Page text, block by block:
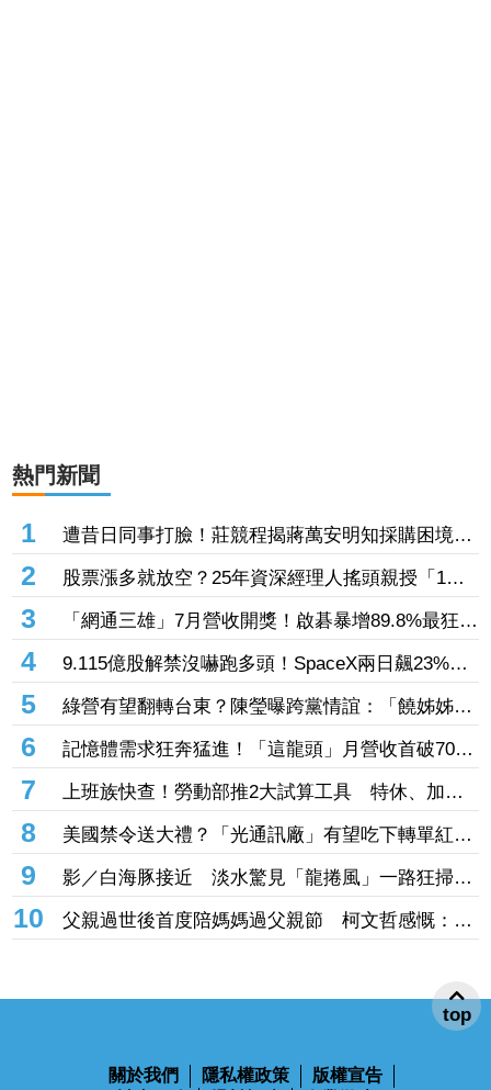
熱門新聞
1
遭昔日同事打臉！莊競程揭蔣萬安明知採購困境
卻仍散播「擋疫苗」說
2
股票漲多就放空？25年資深經理人搖頭親授「1絕
招」抓買賣時機：看誰占上風
3
「網通三雄」7月營收開獎！啟碁暴增89.8%最狂
這2檔也創同期新高
4
9.115億股解禁沒嚇跑多頭！SpaceX兩日飆23%
離IPO價只差一步
5
綠營有望翻轉台東？陳瑩曝跨黨情誼：「饒姊姊」
曾親授「這職位」
6
記憶體需求狂奔猛進！「這龍頭」月營收首破70億
創新高 前七月年增飆破137%
7
上班族快查！勞動部推2大試算工具 特休、加班
費一鍵算清楚
8
美國禁令送大禮？「光通訊廠」有望吃下轉單紅
利 訂單能見度直達年底
9
影／白海豚接近 淡水驚見「龍捲風」一路狂掃震
撼畫面曝！
10
父親過世後首度陪媽媽過父親節 柯文哲感慨：有
top